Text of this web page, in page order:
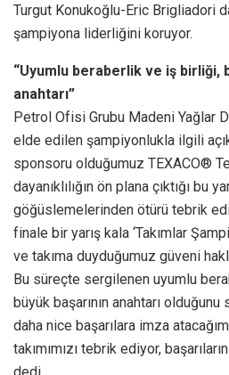
Turgut Konukoğlu-Eric Brigliadori
şampiyona liderliğini koruyor.
“Uyumlu beraberlik ve iş birliği,
anahtarı”
Petrol Ofisi Grubu Madeni Yağlar
elde edilen şampiyonlukla ilgili
sponsoru olduğumuz TEXACO®
dayanıklılığın ön plana çıktığı bu
göğüslemelerinden ötürü tebrik
finale bir yarış kala ‘Takımlar
ve takıma duyduğumuz güveni
Bu süreçte sergilenen uyumlu
büyük başarının anahtarı
daha nice başarılara imza
takımımızı tebrik ediyor,